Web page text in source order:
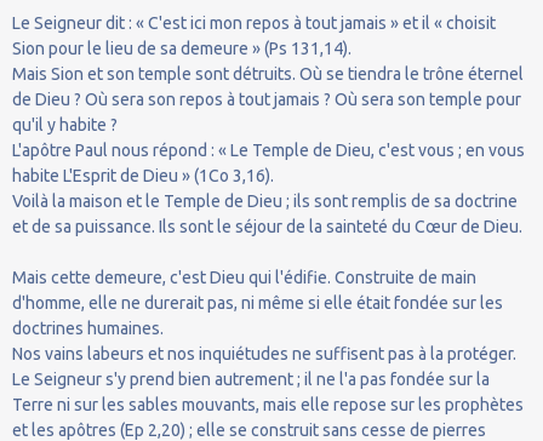
Le Seigneur dit : « C'est ici mon repos à tout jamais » et il « choisit
Sion pour le lieu de sa demeure » (Ps 131,14).
Mais Sion et son temple sont détruits. Où se tiendra le trône éternel
de Dieu ? Où sera son repos à tout jamais ? Où sera son temple pour
qu'il y habite ?
L'apôtre Paul nous répond : « Le Temple de Dieu, c'est vous ; en vous
habite L'Esprit de Dieu » (1Co 3,16).
Voilà la maison et le Temple de Dieu ; ils sont remplis de sa doctrine
et de sa puissance. Ils sont le séjour de la sainteté du Cœur de Dieu.
Mais cette demeure, c'est Dieu qui l'édifie. Construite de main
d'homme, elle ne durerait pas, ni même si elle était fondée sur les
doctrines humaines.
Nos vains labeurs et nos inquiétudes ne suffisent pas à la protéger.
Le Seigneur s'y prend bien autrement ; il ne l'a pas fondée sur la
Terre ni sur les sables mouvants, mais elle repose sur les prophètes
et les apôtres (Ep 2,20) ; elle se construit sans cesse de pierres